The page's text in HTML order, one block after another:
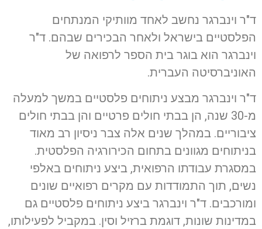
ד"ר וינברגר נחשב לאחד מוותיקי המנתחים
הפלסטיים בישראל ולאחר הבכירים שבהם. ד"ר
וינברגר הוא בוגר בית הספר לרפואה של
האוניברסיטה העברית.
ד"ר וינברגר מבצע ניתוחים פלסטיים במשך למעלה
מ-30 שנה, הן בבתי חולים פרטיים והן בבתי חולים
ציבוריים. במהלך שנים אלה צבר ניסיון רב מאוד
בניתוחים מגוונים בתחום הכירורגיה הפלסטית.
במסגרת עבודתו הרפואית, ביצע ניתוחים באלפי
נשים, תוך התמודדות עם מקרים רפואיים שונים
ומורכבים. ד"ר וינברגר ביצע ניתוחים פלסטיים גם
במדינות שונות, דוגמת ברזיל וסין. במקביל לפעילותו,